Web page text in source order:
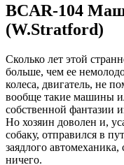
BCAR-104
(W.Stratford)
Сколько лет этой
больше, чем ее
колеса, двигатель, не
вообще такие машины
собственной фантазии
Но хозяин доволен и,
собаку, отправился в
заядлого автомеханика,
ничего.